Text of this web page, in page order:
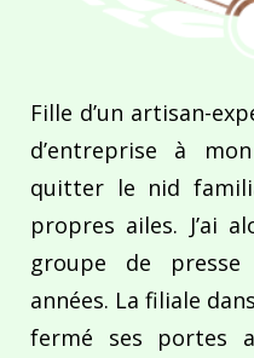
Fille d’un artisan-
d’entreprise à
quitter le nid
propres ailes. J’ai
groupe de
années. La filiale
fermé ses portes